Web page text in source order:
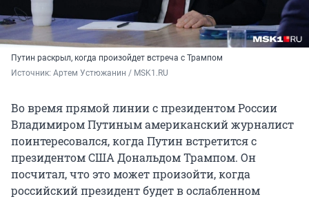
Путин раскрыл, когда произойдет встреча с Трампом
Источник: Артем Устюжанин / MSK1.RU
Во время прямой линии с президентом России
Владимиром Путиным американский журналист
поинтересовался, когда Путин встретится с
президентом США Дональдом Трампом. Он
посчитал, что это может произойти, когда
российский президент будет в ослабленном